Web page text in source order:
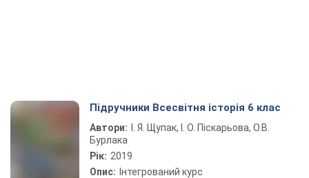
Підручники Всесвітня історія 6 клас
Автори:
І. Я. Щупак, І. О. Піскарьова, О.В.
Бурлака
Рік: 2019
Опис: Інтегрований курс